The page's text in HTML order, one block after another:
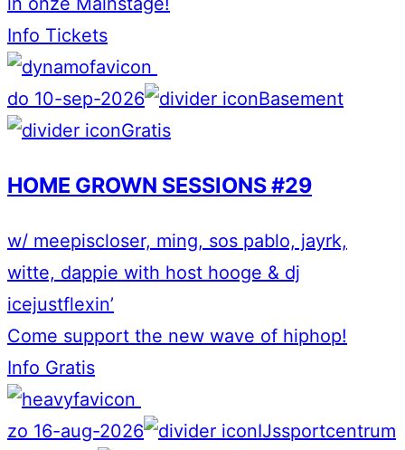
Info Tickets
do 10-sep-2026
Basement
Gratis
HOME GROWN SESSIONS #29
w/ meepiscloser, ming, sos pablo, jayrk,
witte, dappie with host hooge & dj
icejustflexin’
Come support the new wave of hiphop!
Info Gratis
zo 16-aug-2026
IJssportcentrum